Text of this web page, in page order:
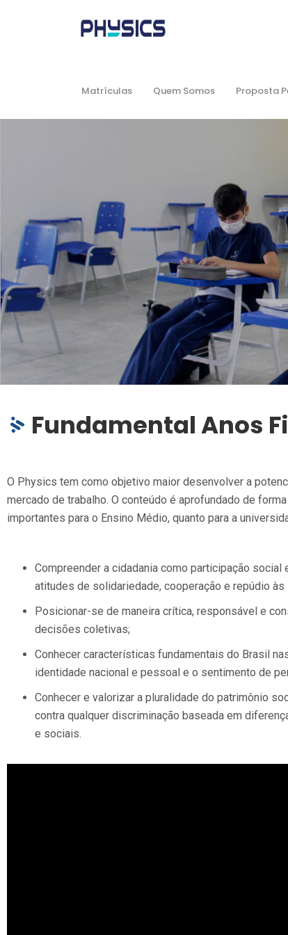
Matrículas Quem Somos Proposta
Fundamental Anos
O Physics tem como objetivo maior desenvolver a
mercado de trabalho. O conteúdo é aprofundado de
importantes para o Ensino Médio, quanto para a
Compreender a cidadania como participação
atitudes de solidariedade, cooperação e repúdio
Posicionar-se de maneira crítica, responsável e
decisões coletivas;
Conhecer características fundamentais do Brasil
identidade nacional e pessoal e o sentimento de
Conhecer e valorizar a pluralidade do patrimônio
contra qualquer discriminação baseada em
e sociais.